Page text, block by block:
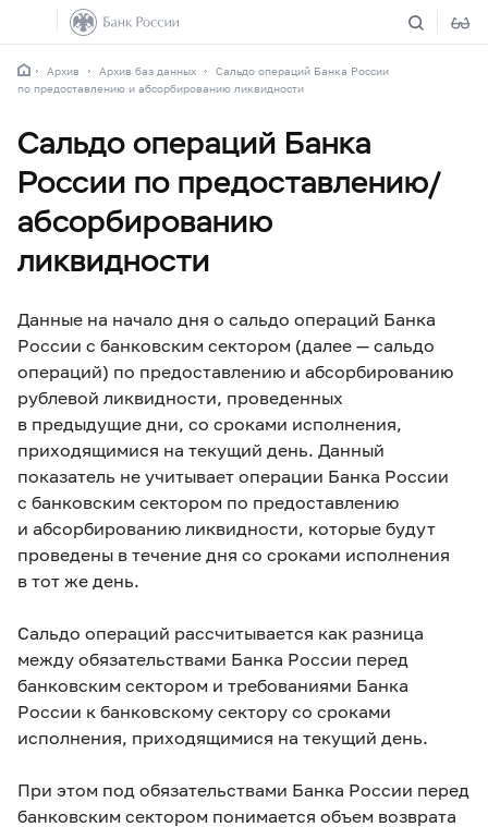
Архив Архив баз данных
Сальдо операций Банка России
по предоставлению и абсорбированию ликвидности
Сальдо операций Банка
России по предоставлению/
абсорбированию
ликвидности
Данные на начало дня о сальдо операций Банка
России с банковским сектором (далее — сальдо
операций) по предоставлению и абсорбированию
рублевой ликвидности, проведенных
в предыдущие дни, со сроками исполнения,
приходящимися на текущий день. Данный
показатель не учитывает операции Банка России
с банковским сектором по предоставлению
и абсорбированию ликвидности, которые будут
проведены в течение дня со сроками исполнения
в тот же день.
Сальдо операций рассчитывается как разница
между обязательствами Банка России перед
банковским сектором и требованиями Банка
России к банковскому сектору со сроками
исполнения, приходящимися на текущий день.
При этом под обязательствами Банка России перед
банковским сектором понимается объем возврата